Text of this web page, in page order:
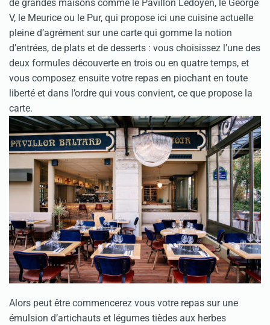
de grandes maisons comme le Pavillon Ledoyen, le George
V, le Meurice ou le Pur, qui propose ici une cuisine actuelle
pleine d’agrément sur une carte qui gomme la notion
d’entrées, de plats et de desserts : vous choisissez l’une des
deux formules découverte en trois ou en quatre temps, et
vous composez ensuite votre repas en piochant en toute
liberté et dans l’ordre qui vous convient, ce que propose la
carte.
Alors peut être commencerez vous votre repas sur une
émulsion d’artichauts et légumes tièdes aux herbes